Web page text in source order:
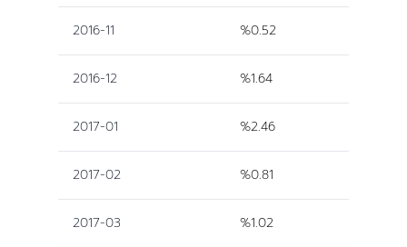
2016-11 %0.52
2016-12 %1.64
2017-01 %2.46
2017-02 %0.81
2017-03 %1.02